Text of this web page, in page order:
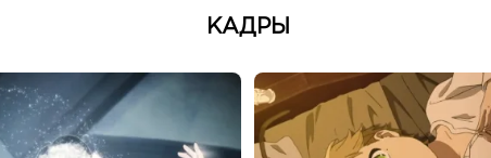
КАДРЫ